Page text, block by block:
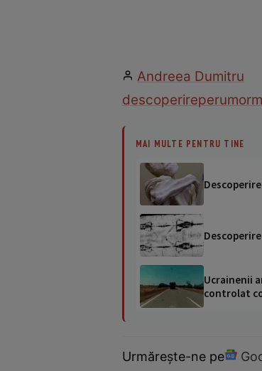
Andreea Dumitru
descoperireperu
MAI MULTE PENTRU TINE
Ucrainenii
controlat
Urmărește-ne pe